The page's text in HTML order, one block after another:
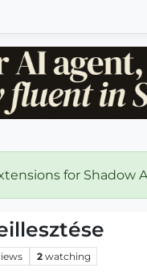
for Shadow
2 watching